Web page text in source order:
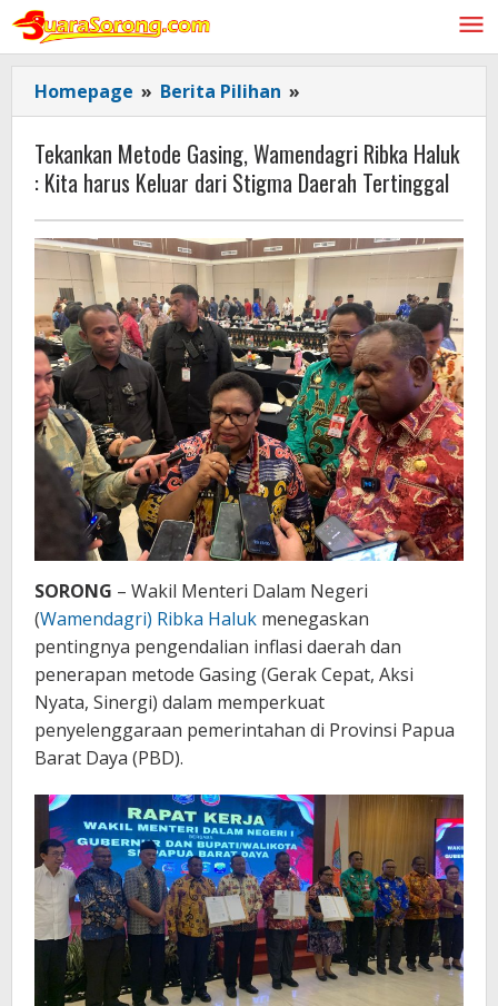
Lewati
konten
Homepage » Berita Pilihan »
Metode
Gasing,
Wamendagri
Ribka
Haluk
:
Kita
harus
Keluar
dari
Stigma
Daerah
Tertinggal
Tekankan Metode Gasing, Wamendagri Ribka Haluk
: Kita harus Keluar dari Stigma Daerah Tertinggal
SORONG – Wakil Menteri Dalam Negeri
(Wamendagri) Ribka Haluk menegaskan
pentingnya pengendalian inflasi daerah dan
penerapan metode Gasing (Gerak Cepat, Aksi
Nyata, Sinergi) dalam memperkuat
penyelenggaraan pemerintahan di Provinsi Papua
Barat Daya (PBD).